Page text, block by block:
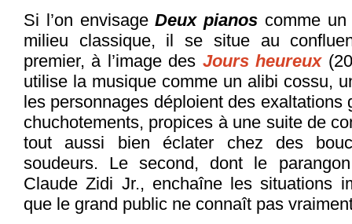
Si l’on envisageDeux pianos comme
milieu classique, il se situe au
premier, à l’image des Jours heureux
utilise la musique comme un alibi cossu,
les personnages déploient des exaltations
chuchotements, propices à une suite de
tout aussi bien éclater chez des
soudeurs. Le second, dont le
Claude Zidi Jr., enchaîne les situations
que le grand public ne connaît pas